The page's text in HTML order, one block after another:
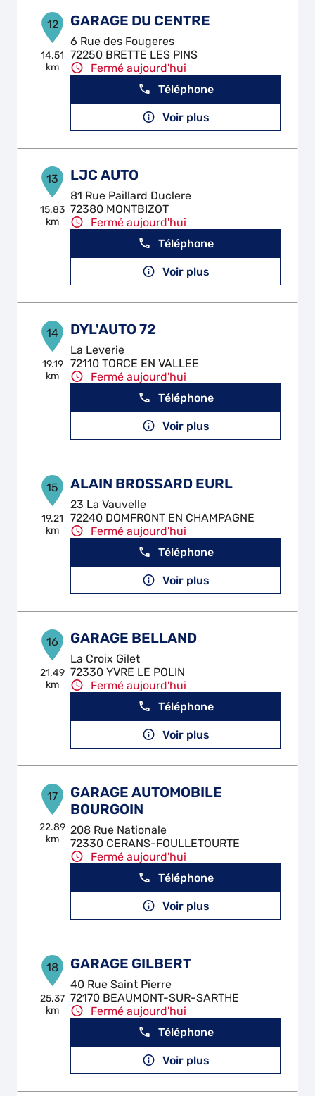
12
14.51
km
GARAGE DU CENTRE
6 Rue des Fougeres
72250 BRETTE LES PINS
Fermé aujourd'hui
Téléphone
Voir plus
13
15.83
km
LJC AUTO
81 Rue Paillard Duclere
72380 MONTBIZOT
Fermé aujourd'hui
Téléphone
Voir plus
14
19.19
km
DYL'AUTO 72
La Leverie
72110 TORCE EN VALLEE
Fermé aujourd'hui
Téléphone
Voir plus
15
19.21
km
ALAIN BROSSARD EURL
23 La Vauvelle
72240 DOMFRONT EN CHAMPAGNE
Fermé aujourd'hui
Téléphone
Voir plus
16
21.49
km
GARAGE BELLAND
La Croix Gilet
72330 YVRE LE POLIN
Fermé aujourd'hui
Téléphone
Voir plus
17
22.89
km
GARAGE AUTOMOBILE
BOURGOIN
208 Rue Nationale
72330 CERANS-FOULLETOURTE
Fermé aujourd'hui
Téléphone
Voir plus
18
25.37
km
GARAGE GILBERT
40 Rue Saint Pierre
72170 BEAUMONT-SUR-SARTHE
Fermé aujourd'hui
Téléphone
Voir plus